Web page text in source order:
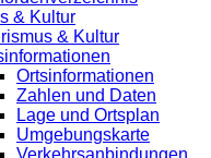
& Kultur
& Kultur
Ortsinformationen
Zahlen und Daten
Lage und Ortsplan
Umgebungskarte
Verkehrsanbindungen